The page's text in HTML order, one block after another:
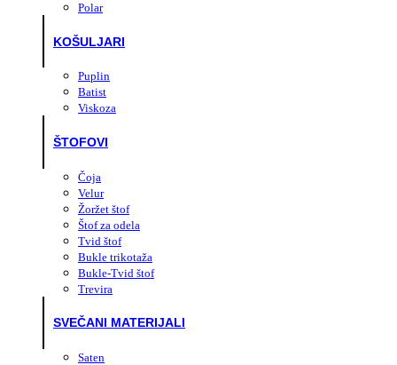
Polar
KOŠULJARI
Puplin
Batist
Viskoza
ŠTOFOVI
Čoja
Velur
Žoržet štof
Štof za odela
Tvid štof
Bukle trikotaža
Bukle-Tvid štof
Trevira
SVEČANI MATERIJALI
Saten